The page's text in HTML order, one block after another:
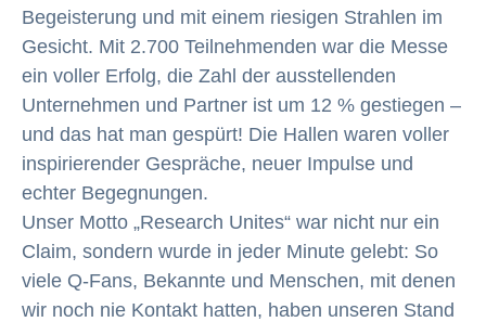
Begeisterung und mit einem riesigen Strahlen im
Gesicht. Mit 2.700 Teilnehmenden war die Messe
ein voller Erfolg, die Zahl der ausstellenden
Unternehmen und Partner ist um 12 % gestiegen –
und das hat man gespürt! Die Hallen waren voller
inspirierender Gespräche, neuer Impulse und
echter Begegnungen.
Unser Motto „Research Unites“ war nicht nur ein
Claim, sondern wurde in jeder Minute gelebt: So
viele Q-Fans, Bekannte und Menschen, mit denen
wir noch nie Kontakt hatten, haben unseren Stand